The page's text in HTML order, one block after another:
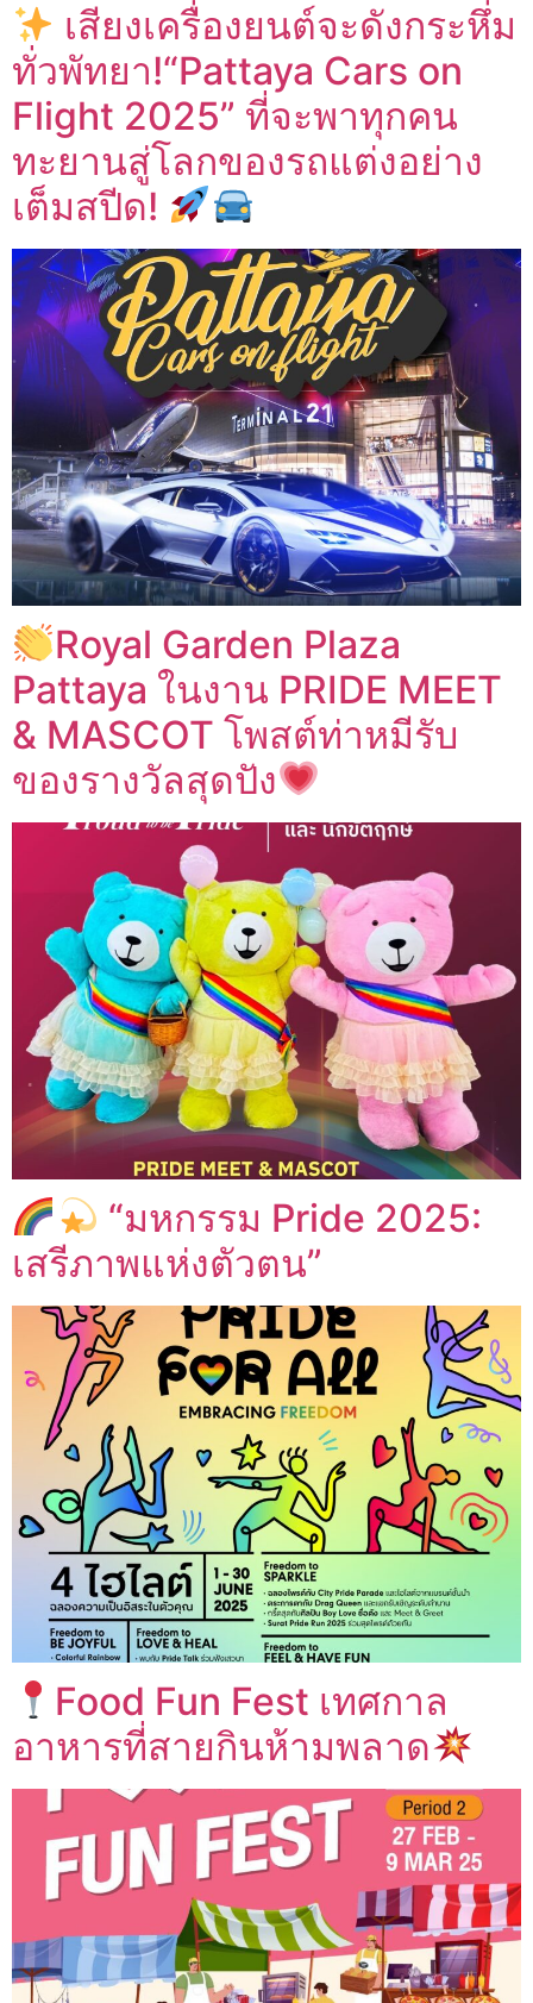
เสียงเครื่องยนต์จะดังกระหึ่ม
ทั่วพัทยา!“Pattaya Cars on
Flight 2025” ที่จะพาทุกคน
ทะยานสู่โลกของรถแต่งอย่าง
เต็มสปีด!
Royal Garden Plaza
Pattaya ในงาน PRIDE MEET
& MASCOT โพสต์ท่าหมีรับ
ของรางวัลสุดปัง
“มหกรรม Pride 2025:
เสรีภาพแห่งตัวตน”
Food Fun Fest เทศกาล
อาหารที่สายกินห้ามพลาด